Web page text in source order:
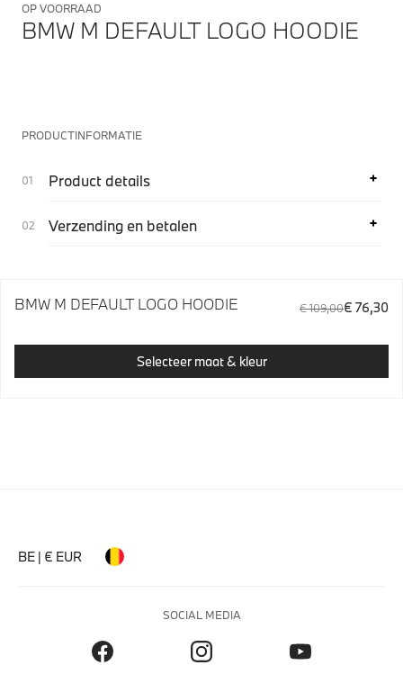
OP VOORRAAD
BMW M DEFAULT LOGO HOODIE
PRODUCTINFORMATIE
Product details
Verzending en betalen
BMW M DEFAULT LOGO HOODIE € 109,00€ 76,30
Selecteer maat & kleur
BE | € EUR
SOCIAL MEDIA